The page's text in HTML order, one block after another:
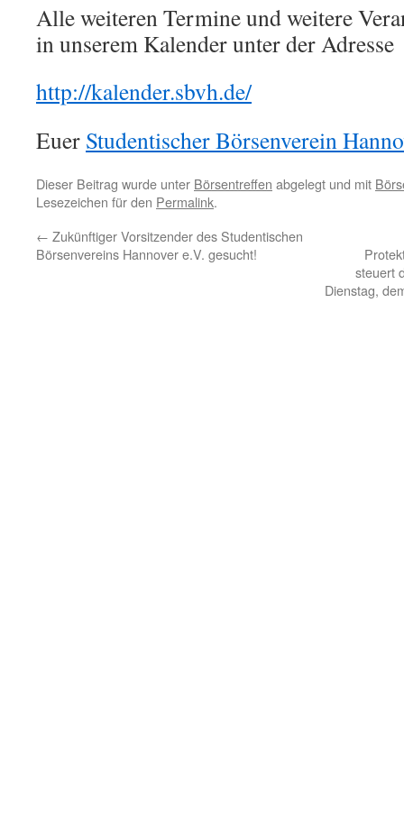
Alle weiteren Termine und weitere
in unserem Kalender unter der Adresse
http://kalender.sbvh.de/
Euer Studentischer Börsenverein
Dieser Beitrag wurde unter Börsentreffen abgelegt und mit
Lesezeichen für den Permalink.
← Zukünftiger Vorsitzender des Studentischen
Börsenvereins Hannover e.V. gesucht!
steuert
Dienstag,